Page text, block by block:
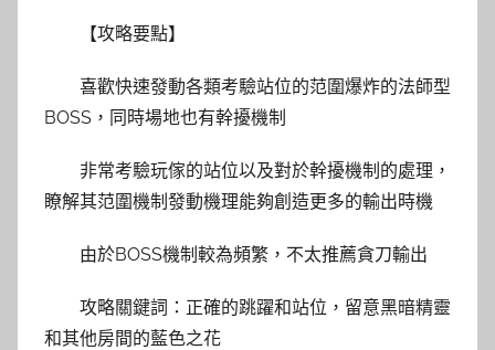
【攻略要點】
喜歡快速發動各類考驗站位的范圍爆炸的法師型
BOSS，同時場地也有幹擾機制
非常考驗玩傢的站位以及對於幹擾機制的處理，
瞭解其范圍機制發動機理能夠創造更多的輸出時機
由於BOSS機制較為頻繁，不太推薦貪刀輸出
攻略關鍵詞：正確的跳躍和站位，留意黑暗精靈
和其他房間的藍色之花